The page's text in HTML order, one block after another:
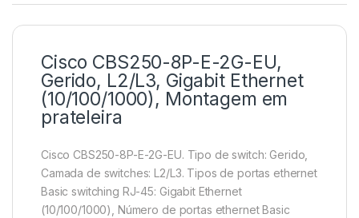
Cisco CBS250-8P-E-2G-EU,
Gerido, L2/L3, Gigabit Ethernet
(10/100/1000), Montagem em
prateleira
Cisco CBS250-8P-E-2G-EU. Tipo de switch: Gerido,
Camada de switches: L2/L3. Tipos de portas ethernet
Basic switching RJ-45: Gigabit Ethernet
(10/100/1000), Número de portas ethernet Basic